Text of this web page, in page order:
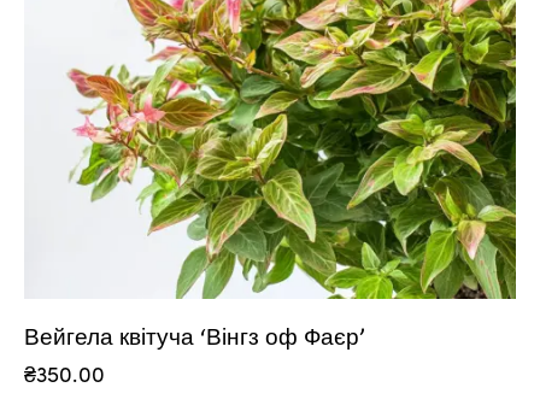
Вейгела квітуча ‘Вінгз оф Фаєр’
₴350.00